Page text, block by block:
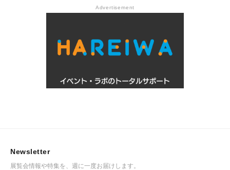
Advertisement
Newsletter
展覧会情報や特集を、週に一度お届けします。